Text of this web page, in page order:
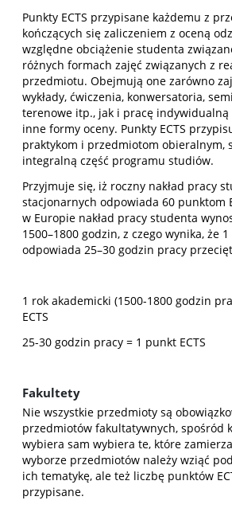
Punkty ECTS przypisane każdemu z
kończących się zaliczeniem z oceną
względne obciążenie studenta
różnych formach zajęć związanych z
przedmiotu. Obejmują one zarówno
wykłady, ćwiczenia, konwersatoria,
terenowe itp., jak i pracę indywidualną
inne formy oceny. Punkty ECTS
praktykom i przedmiotom obieralnym,
integralną część programu studiów.
Przyjmuje się, iż roczny nakład pracy
stacjonarnych odpowiada 60 punktom
w Europie nakład pracy studenta
1500–1800 godzin, z czego wynika, że
odpowiada 25–30 godzin pracy
1 rok akademicki (1500-1800 godzin
ECTS
25-30 godzin pracy = 1 punkt ECTS
Fakultety
Nie wszystkie przedmioty są
przedmiotów fakultatywnych, spośród
wybiera sam wybiera te, które
wyborze przedmiotów należy wziąć
ich tematykę, ale też liczbę punktów
przypisane.